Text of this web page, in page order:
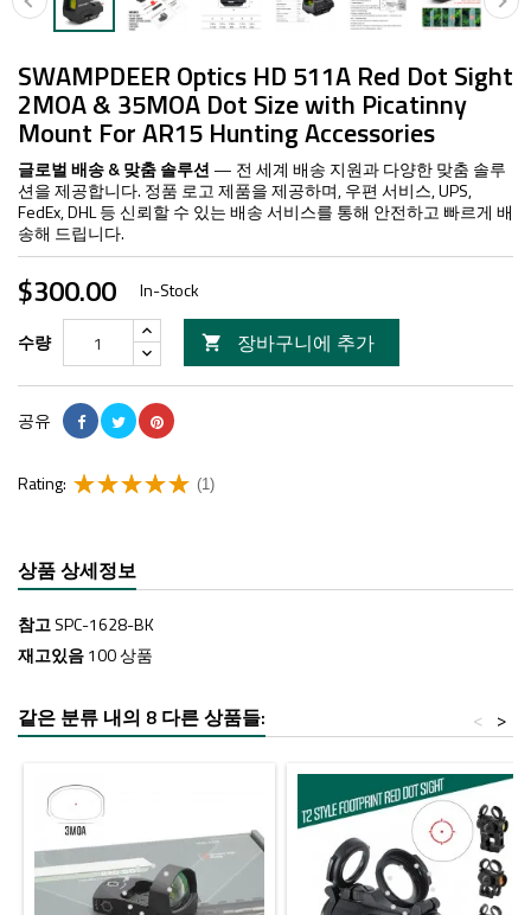
SWAMPDEER Optics HD 511A Red Dot Sight
2MOA & 35MOA Dot Size with Picatinny
Mount For AR15 Hunting Accessories
글로벌 배송 & 맞춤 솔루션 — 전 세계 배송 지원과 다양한 맞춤 솔루
션을 제공합니다. 정품 로고 제품을 제공하며, 우편 서비스, UPS,
FedEx, DHL 등 신뢰할 수 있는 배송 서비스를 통해 안전하고 빠르게 배
송해 드립니다.
$300.00 In-Stock
수량  장바구니에 추가
공유
Rating: (1)
상품 상세정보
참고SPC-1628-BK
재고있음100 상품
같은 분류 내의 8 다른 상품들: >
<